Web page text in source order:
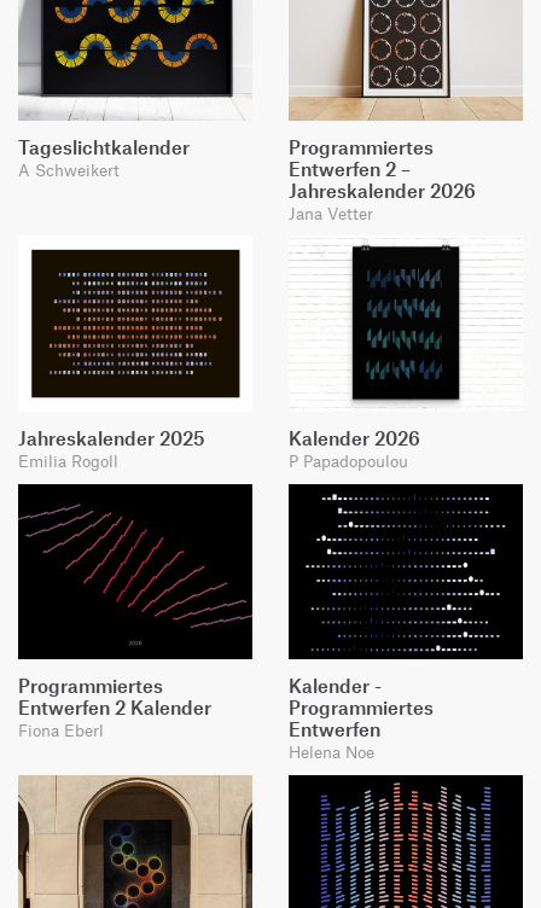
Tageslichtkalender
A Schweikert
Programmiertes
Entwerfen 2 –
Jahreskalender 2026
Jana Vetter
Jahreskalender 2025
Emilia Rogoll
Kalender 2026
P Papadopoulou
Programmiertes
Entwerfen 2 Kalender
Fiona Eberl
Kalender -
Programmiertes
Entwerfen
Helena Noe